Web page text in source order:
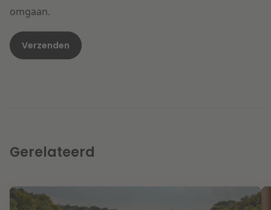
omgaan.
Gerelateerd